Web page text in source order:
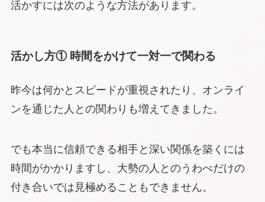
活かすには次のような方法があります。
活かし方① 時間をかけて一対一で関わる
昨今は何かとスピードが重視されたり、オンライ
ンを通じた人との関わりも増えてきました。
でも本当に信頼できる相手と深い関係を築くには
時間がかかりますし、大勢の人とのうわべだけの
付き合いでは見極めることもできません。